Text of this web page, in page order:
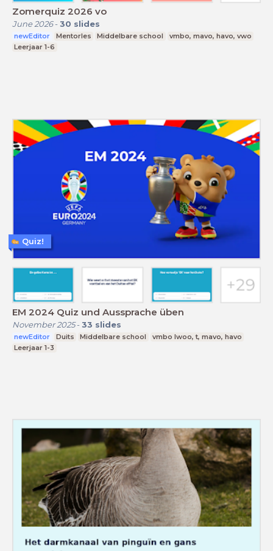
Zomerquiz 2026 vo
June 2026- 30 slides
newEditor Mentorles Middelbare school
vmbo, mavo, havo, vwo
Leerjaar 1-6
EM 2024 Quiz und Aussprache üben
November 2025- 33 slides
newEditor Duits Middelbare school
vmbo lwoo, t, mavo, havo
Leerjaar 1-3
Quiz!